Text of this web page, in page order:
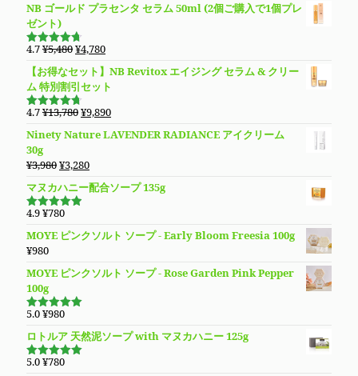
¥5,480
し
た。
は
す。
NB ゴールド プラセンタ セラム 50ml (2個ご購入で1個プレ
ゼント)
5段階で
価
4.7¥5,480元
価
格
は
で
た。
¥4,780現
の
価
格
¥4,780
【お得なセット】NB Revitox エイジング セラム & クリー
ム 特別割引セット
5段階で
価
4.7¥13,780元
価
は
¥13,780
で
た。
¥9,890現
の
は
す。
Ninety Nature LAVENDER RADIANCE アイクリーム
30g
¥3,980元
価
格
¥3,980
し
¥3,280現
在
の
は
で
マヌカハニー配合ソープ 135g
5段階で
価
4.9¥780
MOYE ピンクソルト ソープ - Early Bloom Freesia 100g
¥980
MOYE ピンクソルト ソープ - Rose Garden Pink Pepper
100g
5段階で
5.0¥980
ロトルア 天然泥ソープ with マヌカハニー 125g
5段階で
5.0¥780